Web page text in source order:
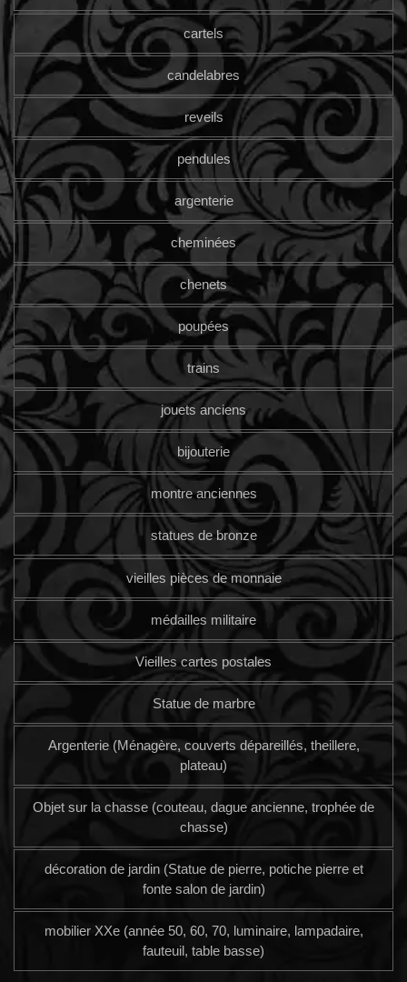
cartels
candelabres
reveils
pendules
argenterie
cheminées
chenets
poupées
trains
jouets anciens
bijouterie
montre anciennes
statues de bronze
vieilles pièces de monnaie
médailles militaire
Vieilles cartes postales
Statue de marbre
Argenterie (Ménagère, couverts dépareillés, theillere,
plateau)
Objet sur la chasse (couteau, dague ancienne, trophée de
chasse)
décoration de jardin (Statue de pierre, potiche pierre et
fonte salon de jardin)
mobilier XXe (année 50, 60, 70, luminaire, lampadaire,
fauteuil, table basse)